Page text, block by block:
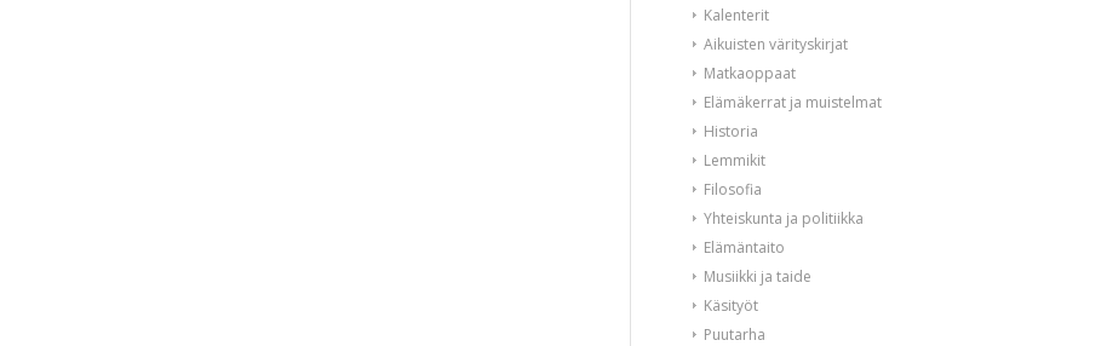
Kalenterit
Aikuisten värityskirjat
Matkaoppaat
Elämäkerrat ja muistelmat
Historia
Lemmikit
Filosofia
Yhteiskunta ja politiikka
Elämäntaito
Musiikki ja taide
Käsityöt
Puutarha